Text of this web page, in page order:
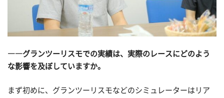
――グランツーリスモでの実績は、実際のレースにどのよう
な影響を及ぼしていますか。
まず初めに、グランツーリスモなどのシミュレーターはリア